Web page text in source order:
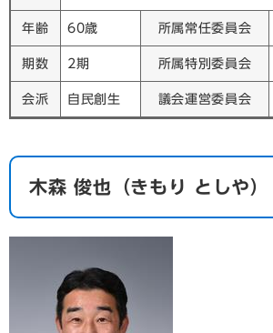
年齢 60歳 所属常任委員会
期数 2期 所属特別委員会
会派 自民創生 議会運営委員会
​木森 俊也（きもり としや）